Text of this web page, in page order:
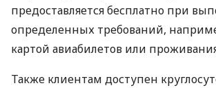
предоставляется бесплатно при
определенных требований,
картой авиабилетов или
Также клиентам доступен